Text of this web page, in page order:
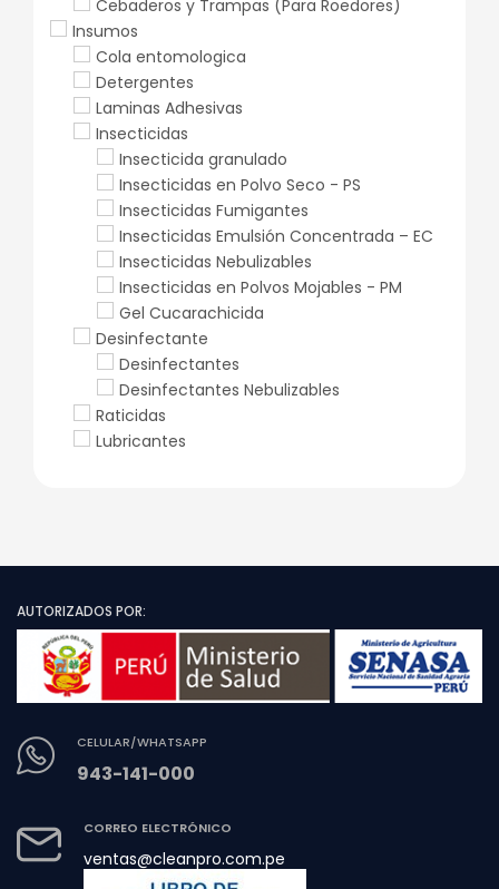
Cebaderos y Trampas (Para Roedores)
Insumos
Cola entomologica
Detergentes
Laminas Adhesivas
Insecticidas
Insecticida granulado
Insecticidas en Polvo Seco - PS
Insecticidas Fumigantes
Insecticidas Emulsión Concentrada – EC
Insecticidas Nebulizables
Insecticidas en Polvos Mojables - PM
Gel Cucarachicida
Desinfectante
Desinfectantes
Desinfectantes Nebulizables
Raticidas
Lubricantes
AUTORIZADOS POR:
CELULAR/WHATSAPP
943-141-000
CORREO ELECTRÓNICO
ventas@cleanpro.com.pe